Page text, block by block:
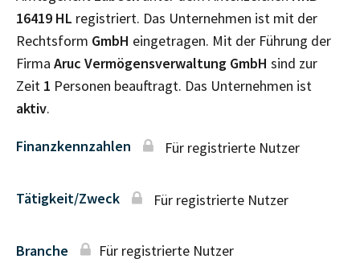
16419 HL registriert. Das Unternehmen ist mit der
Rechtsform GmbH eingetragen. Mit der Führung der
Firma Aruc Vermögensverwaltung GmbH sind zur
Zeit 1 Personen beauftragt. Das Unternehmen ist
aktiv.
Finanzkennzahlen Für registrierte Nutzer
Tätigkeit/Zweck Für registrierte Nutzer
Branche Für registrierte Nutzer